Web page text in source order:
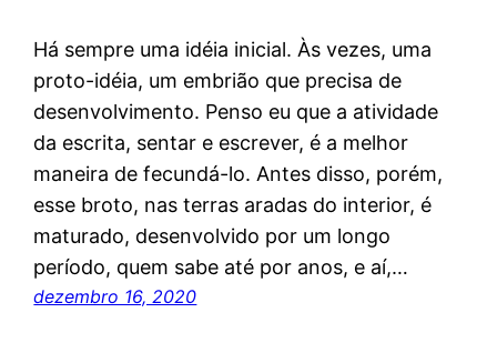
Há sempre uma idéia inicial. Às vezes, uma
proto-idéia, um embrião que precisa de
desenvolvimento. Penso eu que a atividade
da escrita, sentar e escrever, é a melhor
maneira de fecundá-lo. Antes disso, porém,
esse broto, nas terras aradas do interior, é
maturado, desenvolvido por um longo
período, quem sabe até por anos, e aí,…
dezembro 16, 2020